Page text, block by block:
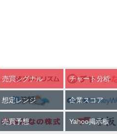
売買シグナル チャート分析
想定レンジ 企業スコア
売買予想 Yahoo掲示板